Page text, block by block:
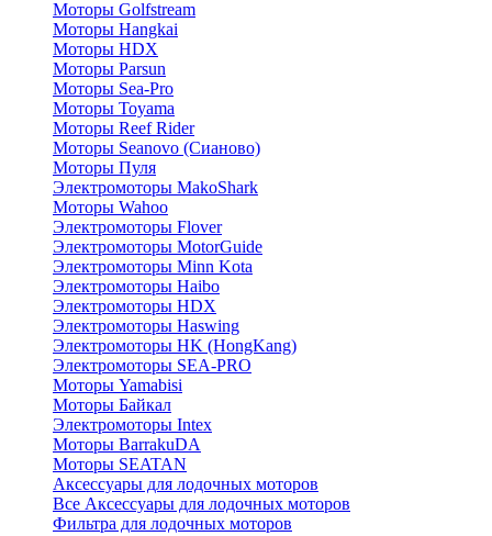
Моторы Golfstream
Моторы Hangkai
Моторы HDX
Моторы Parsun
Моторы Sea-Pro
Моторы Toyama
Моторы Reef Rider
Моторы Seanovo (Сианово)
Моторы Пуля
Электромоторы MakoShark
Моторы Wahoo
Электромоторы Flover
Электромоторы MotorGuide
Электромоторы Minn Kota
Электромоторы Haibo
Электромоторы HDX
Электромоторы Haswing
Электромоторы HK (HongKang)
Электромоторы SEA-PRO
Моторы Yamabisi
Моторы Байкал
Электромоторы Intex
Моторы BarrakuDA
Моторы SEATAN
Аксессуары для лодочных моторов
Все Аксессуары для лодочных моторов
Фильтра для лодочных моторов